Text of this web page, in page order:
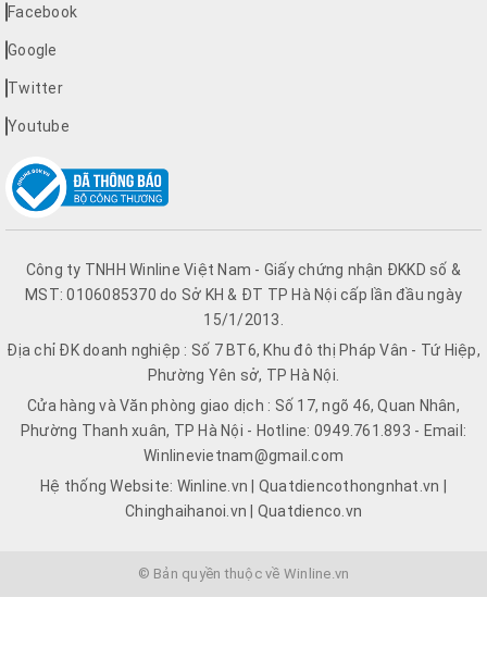
Facebook
Google
Twitter
Youtube
Công ty TNHH Winline Việt Nam - Giấy chứng nhận ĐKKD số &
MST: 0106085370 do Sở KH & ĐT TP Hà Nội cấp lần đầu ngày
15/1/2013.
Địa chỉ ĐK doanh nghiệp : Số 7 BT6, Khu đô thị Pháp Vân - Tứ Hiệp,
Phường Yên sở, TP Hà Nội.
Cửa hàng và Văn phòng giao dịch : Số 17, ngõ 46, Quan Nhân,
Phường Thanh xuân, TP Hà Nội - Hotline: 0949.761.893 - Email:
Winlinevietnam@gmail.com
Hệ thống Website: Winline.vn | Quatdiencothongnhat.vn |
Chinghaihanoi.vn | Quatdienco.vn
© Bản quyền thuộc về Winline.vn